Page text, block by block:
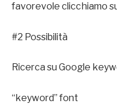
favorevole clicchiamo
#2 Possibilità
Ricerca su Google
“keyword” font